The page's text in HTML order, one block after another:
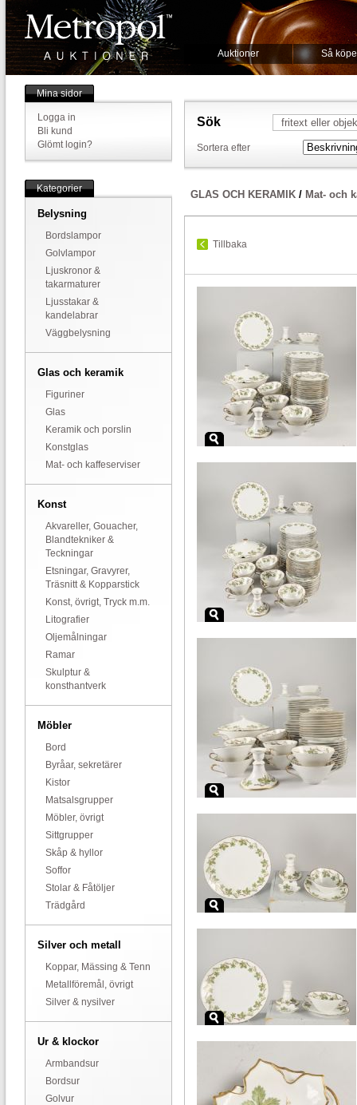
Auktioner Så
Mina sidor
Logga in
Bli kund
Glömt login?
Kategorier
Belysning
Bordslampor
Golvlampor
Ljuskronor &
takarmaturer
Ljusstakar &
kandelabrar
Väggbelysning
Glas och keramik
Figuriner
Glas
Keramik och porslin
Konstglas
Mat- och kaffeserviser
Konst
Akvareller, Gouacher,
Blandtekniker &
Teckningar
Etsningar, Gravyrer,
Träsnitt & Kopparstick
Konst, övrigt, Tryck m.m.
Litografier
Oljemålningar
Ramar
Skulptur &
konsthantverk
Möbler
Bord
Byråar, sekretärer
Kistor
Matsalsgrupper
Möbler, övrigt
Sittgrupper
Skåp & hyllor
Soffor
Stolar & Fåtöljer
Trädgård
Silver och metall
Koppar, Mässing & Tenn
Metallföremål, övrigt
Silver & nysilver
Ur & klockor
Armbandsur
Bordsur
Golvur
Sök
Sortera efter
GLAS OCH KERAMIK / Mat- och
Tillbaka